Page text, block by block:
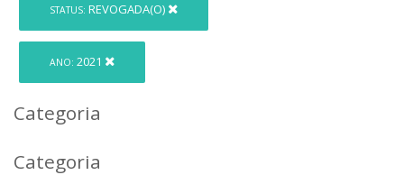
STATUS: REVOGADA(O)
ANO: 2021
Categoria
Categoria